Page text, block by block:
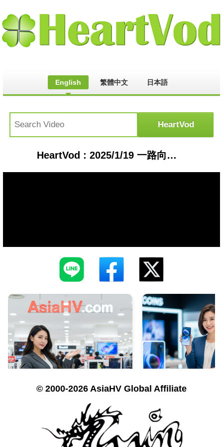
English 繁體中文 日本語
HeartVod : 2025/1/19 一路向東 玉里場-蕭秉治《勝利人生》
© 2000-2026 AsiaHV Global Affiliate